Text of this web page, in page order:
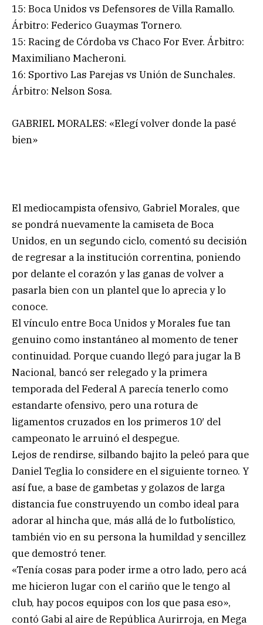
15: Boca Unidos vs Defensores de Villa Ramallo.
Árbitro: Federico Guaymas Tornero.
15: Racing de Córdoba vs Chaco For Ever. Árbitro:
Maximiliano Macheroni.
16: Sportivo Las Parejas vs Unión de Sunchales.
Árbitro: Nelson Sosa.
GABRIEL MORALES: «Elegí volver donde la pasé
bien»
El mediocampista ofensivo, Gabriel Morales, que
se pondrá nuevamente la camiseta de Boca
Unidos, en un segundo ciclo, comentó su decisión
de regresar a la institución correntina, poniendo
por delante el corazón y las ganas de volver a
pasarla bien con un plantel que lo aprecia y lo
conoce.
El vínculo entre Boca Unidos y Morales fue tan
genuino como instantáneo al momento de tener
continuidad. Porque cuando llegó para jugar la B
Nacional, bancó ser relegado y la primera
temporada del Federal A parecía tenerlo como
estandarte ofensivo, pero una rotura de
ligamentos cruzados en los primeros 10′ del
campeonato le arruinó el despegue.
Lejos de rendirse, silbando bajito la peleó para que
Daniel Teglia lo considere en el siguiente torneo. Y
así fue, a base de gambetas y golazos de larga
distancia fue construyendo un combo ideal para
adorar al hincha que, más allá de lo futbolístico,
también vio en su persona la humildad y sencillez
que demostró tener.
«Tenía cosas para poder irme a otro lado, pero acá
me hicieron lugar con el cariño que le tengo al
club, hay pocos equipos con los que pasa eso»,
contó Gabi al aire de República Aurirroja, en Mega